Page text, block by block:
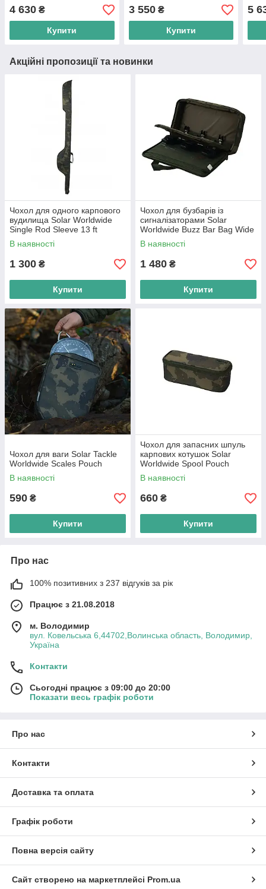
4 630 ₴
Купити
3 550₴
Купити
5
Акційні пропозиції та новинки
Чохол для одного карпового
вудилища Solar Worldwide
Single Rod Sleeve 13 ft
В наявності
1 300 ₴
Купити
Чохол для бузбарів із
сигналізаторами Solar
Worldwide Buzz Bar Bag Wide
В наявності
1 480 ₴
Купити
Чохол для ваги Solar Tackle
Worldwide Scales Pouch
В наявності
590 ₴
Купити
Чохол для запасних шпуль
карпових котушок Solar
Worldwide Spool Pouch
В наявності
660 ₴
Купити
Про нас
100% позитивних з 237 відгуків за рік
Працює з 21.08.2018
м. Володимир
вул. Ковельська 6,44702,Волинська область, Володимир,
Україна
Контакти
Сьогодні працює з 09:00 до 20:00
Показати весь графік роботи
Про нас
Контакти
Доставка та оплата
Графік роботи
Повна версія сайту
Сайт створено на маркетплейсі Prom.ua